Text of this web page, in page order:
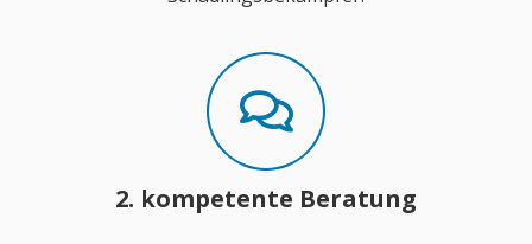
2. kompetente Beratung